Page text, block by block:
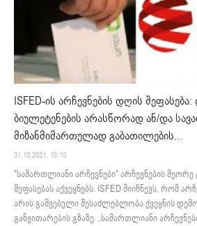
ISFED-ის არჩევნების დღის
ბიულეტენების არასწორად ან/და
მიზანმიმართულად გაბათილების...
31.10.2021. 15:10
"სამართლიანი არჩევნები" არჩევნების
შეფასებას აქვეყნებს. ISFED მიიჩნევს, რომ
არის გაშვებული შესაძლებლობა ქვეყნის
განვითარების გზაზე. „სამართლიანი